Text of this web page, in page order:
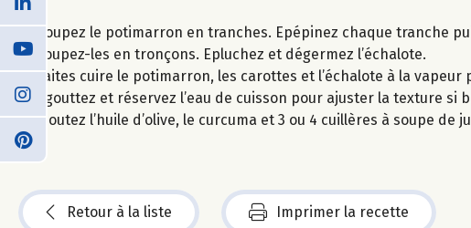
Coupez le potimarron en tranches. Epépinez chaque tranche
coupez-les en tronçons. Epluchez et dégermez l’échalote.
Faites cuire le potimarron, les carottes et l’échalote à la vapeur
Egouttez et réservez l’eau de cuisson pour ajuster la texture si
Ajoutez l’huile d’olive, le curcuma et 3 ou 4 cuillères à soupe de
Retour à la liste Imprimer la recette